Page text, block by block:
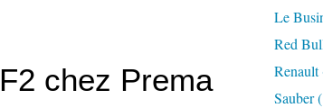
chez Prema
Le
Red
Renault
Sauber